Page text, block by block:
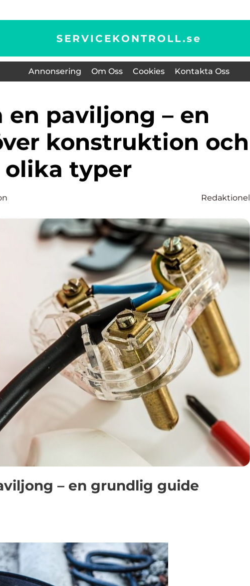
SERVICEKONTROLL.se
Annonsering Om Oss Cookies Kontakta Oss
konstruktion och
olika typer
Redaktionel
– en grundlig guide